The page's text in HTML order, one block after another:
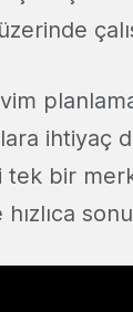
ihtiyaç
tek bir